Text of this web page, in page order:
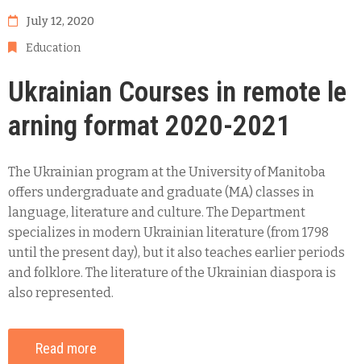
July 12, 2020
Education
Ukrainian Courses in remote le
arning format 2020-2021
The Ukrainian program at the University of Manitoba
offers undergraduate and graduate (MA) classes in
language, literature and culture. The Department
specializes in modern Ukrainian literature (from 1798
until the present day), but it also teaches earlier periods
and folklore. The literature of the Ukrainian diaspora is
also represented.
Read more